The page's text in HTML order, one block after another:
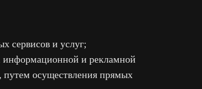
сервисов и услуг;
информационной и рекламной
путем осуществления прямых